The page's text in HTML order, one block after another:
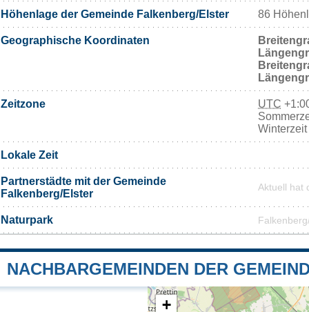
Höhenlage der Gemeinde Falkenberg/Elster 86
Geographische Koordinaten
Zeitzone UTC
Lokale Zeit
Partnerstädte mit der Gemeinde
Falkenberg/Elster
Aktuell hat
Naturpark
NACHBARGEMEINDEN DER
+